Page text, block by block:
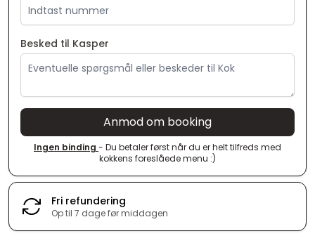
Besked til Kasper
Anmod om booking
Ingen binding - Du betaler først når du er helt tilfreds med
kokkens foreslåede menu :)
Fri refundering
Op til 7 dage før middagen